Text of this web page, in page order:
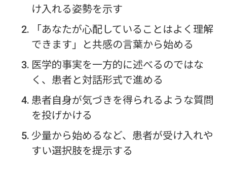
け入れる姿勢を示す
「あなたが心配していることはよく理解
できます」と共感の言葉から始める
医学的事実を一方的に述べるのではな
く、患者と対話形式で進める
患者自身が気づきを得られるような質問
を投げかける
少量から始めるなど、患者が受け入れや
すい選択肢を提示する